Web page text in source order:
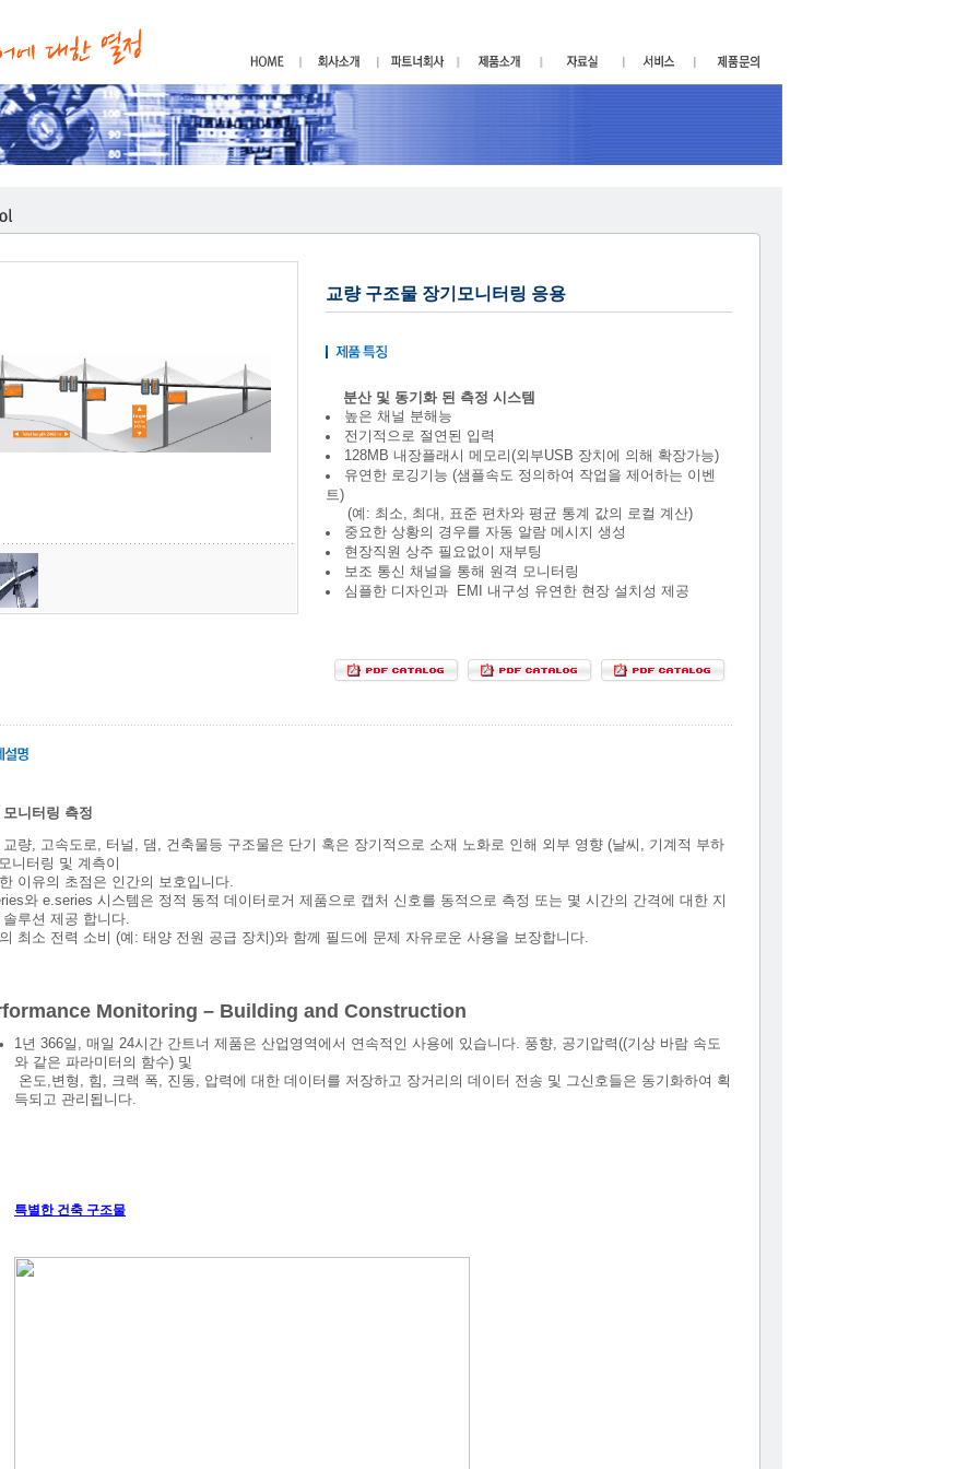
교량 구조물 장기모니터링 응용
분산 및 동기화 된 측정 시스템
높은 채널 분해능
전기적으로 절연된 입력
128MB 내장플래시 메모리(외부USB 장치에 의해 확장가능)
유연한 로깅기능 (샘플속도 정의하여 작업을 제어하는 이벤
트)
(예: 최소, 최대, 표준 편차와 평균 통계 값의 로컬 계산)
중요한 상황의 경우를 자동 알람 메시지 생성
현장직원 상주 필요없이 재부팅
보조 통신 채널을 통해 원격 모니터링
심플한 디자인과 EMI 내구성 유연한 현장 설치성 제공
니터링 측정
교량, 고속도로, 터널, 댐, 건축물등 구조물은 단기 혹은 장기적으로 소재 노화로 인해 외부 영향 (날씨, 기계적 부하
니터링 및 계측이
이유의 초점은 인간의 보호입니다.
와 e.series 시스템은 정적 동적 데이터로거 제품으로 캡처 신호를 동적으로 측정 또는 몇 시간의 간격에 대한 지
루션 제공 합니다.
최소 전력 소비 (예: 태양 전원 공급 장치)와 함께 필드에 문제 자유로운 사용을 보장합니다.
Monitoring – Building and Construction
1년 366일, 매일 24시간 간트너 제품은 산업영역에서 연속적인 사용에 있습니다. 풍향, 공기압력((기상 바람 속도
와 같은 파라미터의 함수) 및
온도,변형, 힘, 크랙 폭, 진동, 압력에 대한 데이터를 저장하고 장거리의 데이터 전송 및 그신호들은 동기화하여 획
득되고 관리됩니다.
특별한 건축 구조물